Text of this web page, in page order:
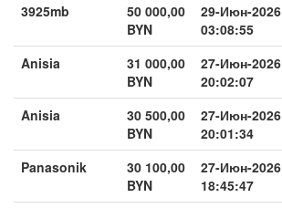
3925mb
50 000,00
BYN
29-Июн-2026
03:08:55
Anisia
31 000,00
BYN
27-Июн-2026
20:02:07
Anisia
30 500,00
BYN
27-Июн-2026
20:01:34
Panasonik
30 100,00
BYN
27-Июн-2026
18:45:47